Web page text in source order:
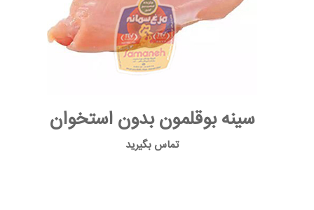
سینه بوقلمون بدون استخوان
تماس بگیرید